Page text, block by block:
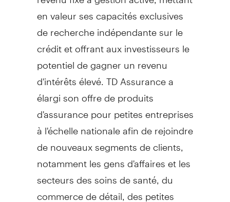
en valeur ses capacités exclusives
de recherche indépendante sur le
crédit et offrant aux investisseurs le
potentiel de gagner un revenu
d'intérêts élevé. TD Assurance a
élargi son offre de produits
d'assurance pour petites entreprises
à l'échelle nationale afin de rejoindre
de nouveaux segments de clients,
notamment les gens d'affaires et les
secteurs des soins de santé, du
commerce de détail, des petites